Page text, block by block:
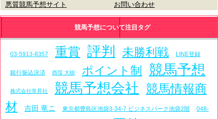
悪質競馬予想サイト
お問い合わせ
競馬予想について注目タグ
03-5913-8357 重賞 評判 未勝利戦 LINE登録
銀行振込決済 西窪 大樹 ポイント制 競馬予想
株式会社常昇社 競馬予想会社
競馬情報商
材
吉田 竜ニ 東京都豊島区池袋3-34-7 ビジネスパーク池袋2階 048-